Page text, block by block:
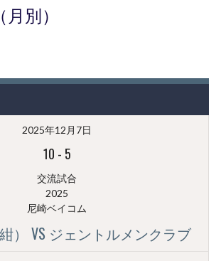
別）
2025年12月7日
10 - 5
交流試合
2025
尼崎ベイコム
紺） VS ジェントルメンクラブ